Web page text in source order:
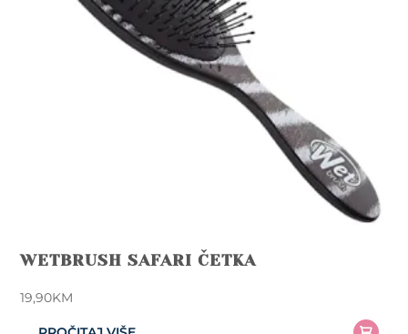
WETBRUSH SAFARI ČETKA
19,90KM